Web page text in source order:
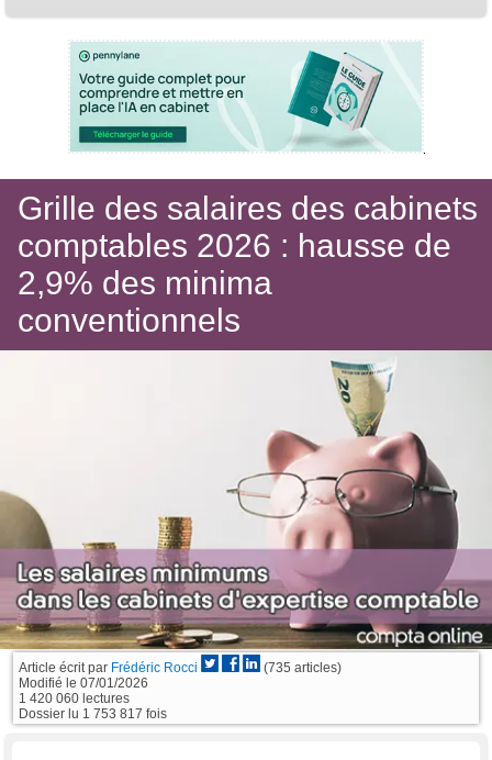
Grille des salaires des cabinets
comptables 2026 : hausse de
2,9% des minima
conventionnels
Article écrit par Frédéric Rocci
(735 articles)
Modifié le 07/01/2026
1 420 060 lectures
Dossier lu 1 753 817 fois